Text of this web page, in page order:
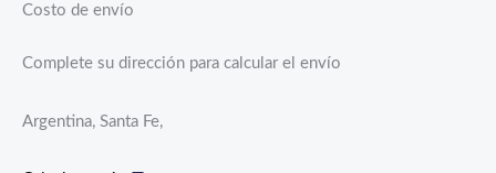
Costo de envío
Complete su dirección para calcular el envío
Argentina, Santa Fe,